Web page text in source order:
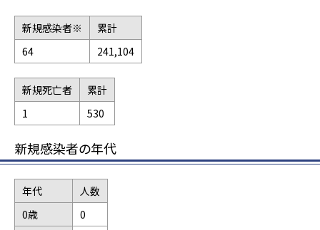
新規感染者※
累計
64
241,104
新規死亡者
累計
1
530
新規感染者の年代
年代
人数
0歳
0